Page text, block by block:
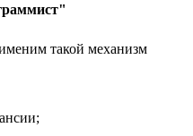
такой механизм